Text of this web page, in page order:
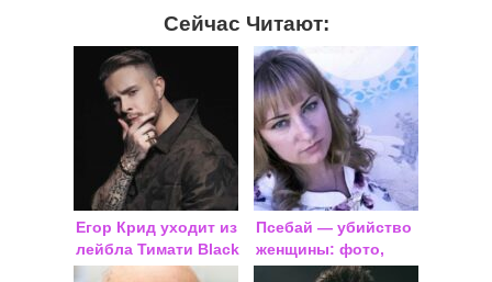
Сейчас Читают:
Егор Крид уходит из
лейбла Тимати Black
Star?
Псебай — убийство
женщины: фото,
последние новости